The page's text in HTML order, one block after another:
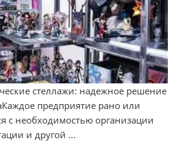
стеллажи: надежное решение
предприятие рано или
с необходимостью организации
и другой ...